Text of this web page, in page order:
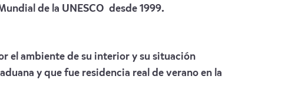
de la UNESCO desde 1999.
el ambiente de su interior y su situación
y que fue residencia real de verano en la